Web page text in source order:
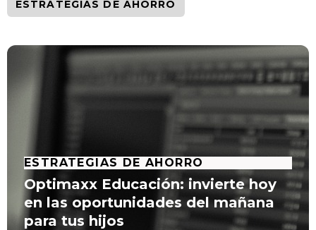
ESTRATEGIAS DE AHORRO
ESTRATEGIAS DE AHORRO
Optimaxx Educación: invierte hoy
en las oportunidades del mañana
para tus hijos